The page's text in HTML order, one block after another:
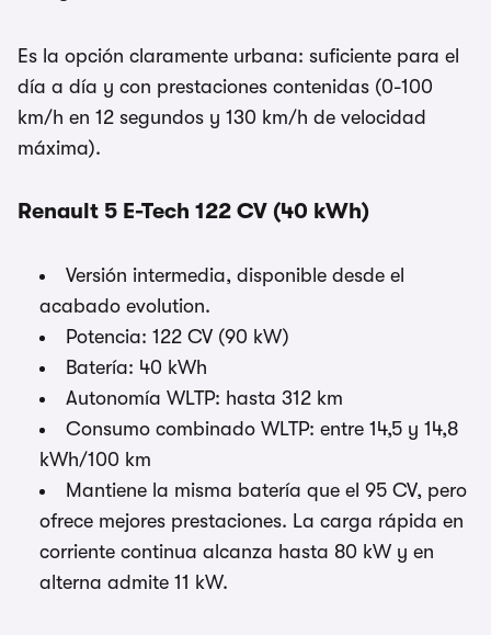
Es la opción claramente urbana: suficiente para el
día a día y con prestaciones contenidas (0-100
km/h en 12 segundos y 130 km/h de velocidad
máxima).
Renault 5 E-Tech 122 CV (40 kWh)
Versión intermedia, disponible desde el
acabado evolution.
Potencia: 122 CV (90 kW)
Batería: 40 kWh
Autonomía WLTP: hasta 312 km
Consumo combinado WLTP: entre 14,5 y 14,8
kWh/100 km
Mantiene la misma batería que el 95 CV, pero
ofrece mejores prestaciones. La carga rápida en
corriente continua alcanza hasta 80 kW y en
alterna admite 11 kW.